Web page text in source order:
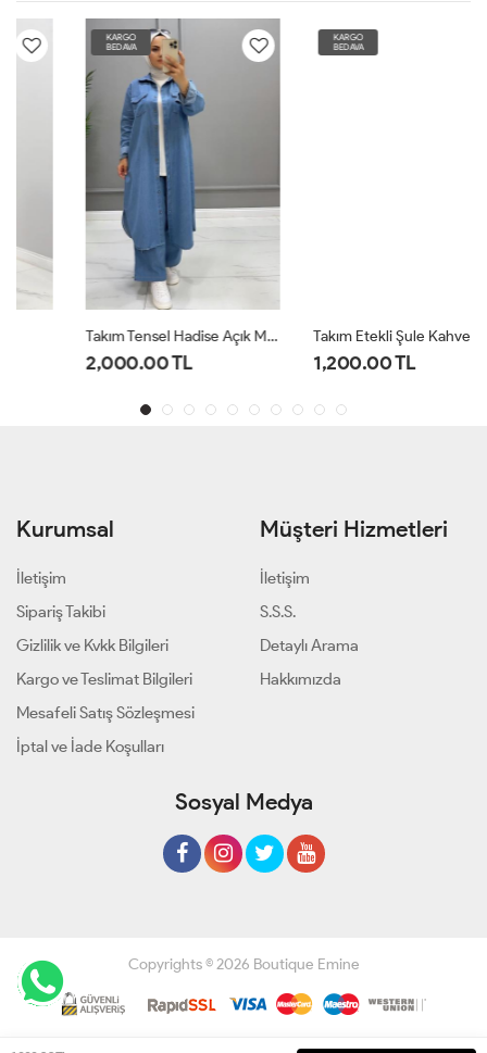
Takım Tensel Hadise Açık Mavi
2,000.00 TL
Takım Etekli Şule Kahverengi
1,200.00 TL
Kurumsal
İletişim
Sipariş Takibi
Gizlilik ve Kvkk Bilgileri
Kargo ve Teslimat Bilgileri
Mesafeli Satış Sözleşmesi
İptal ve İade Koşulları
Müşteri Hizmetleri
İletişim
S.S.S.
Detaylı Arama
Hakkımızda
Sosyal Medya
Copyrights © 2026 Boutique Emine